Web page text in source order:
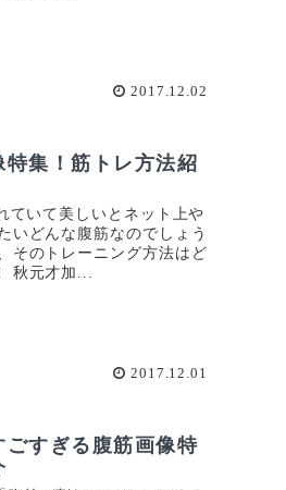
2017.12.02
集！筋トレ方法紹
ていて美しいとネット上や
いどんな腹筋なのでしょう
そのトレーニング方法はど
秋元才加...
2017.12.01
すぎる腹筋画像特